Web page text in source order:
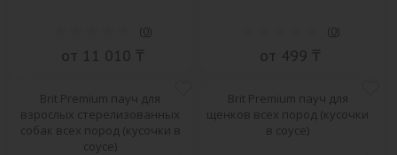
(0)
от 11 010 ₸
(0)
от 499 ₸
Brit Premium пауч для
взрослых стерелизованных
собак всех пород (кусочки в
соусе)
Brit Premium пауч для
щенков всех пород (кусочки
в соусе)